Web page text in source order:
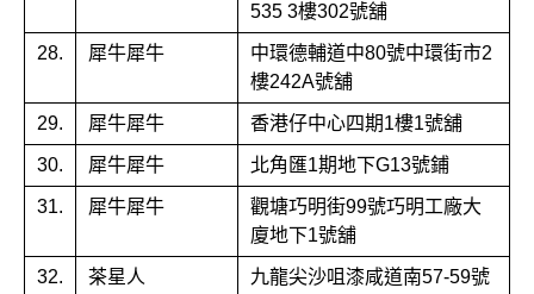
535 3樓302號舖
28. 犀牛犀牛
中環德輔道中80號中環街市2
樓242A號舖
29. 犀牛犀牛 香港仔中心四期1樓1號舖
30. 犀牛犀牛 北角匯1期地下G13號鋪
31. 犀牛犀牛
觀塘巧明街99號巧明工廠大
廈地下1號舖
32. 茶星人
九龍尖沙咀漆咸道南57-59號